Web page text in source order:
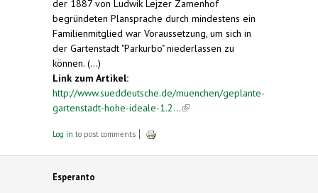
der 1887 von Ludwik Lejzer Zamenhof
begründeten Plansprache durch mindestens ein
Familienmitglied war Voraussetzung, um sich in
der Gartenstadt "Parkurbo" niederlassen zu
können. (...)
Link zum Artikel:
http://www.sueddeutsche.de/muenchen/geplante-
gartenstadt-hohe-ideale-1.2...(link is external)
Log in to post comments
Esperanto